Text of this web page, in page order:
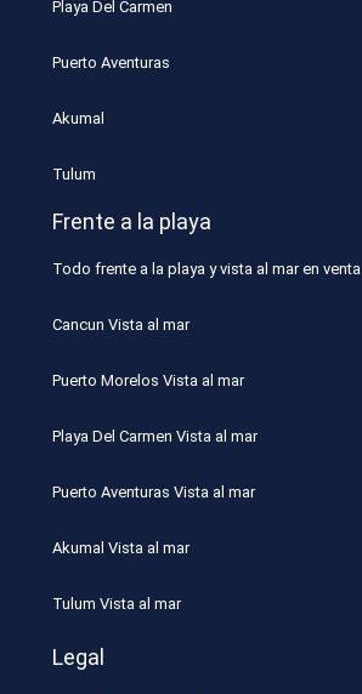
Playa Del Carmen
Puerto Aventuras
Akumal
Tulum
Frente a la playa
Todo frente a la playa y vista al mar en venta
Cancun Vista al mar
Puerto Morelos Vista al mar
Playa Del Carmen Vista al mar
Puerto Aventuras Vista al mar
Akumal Vista al mar
Tulum Vista al mar
Legal